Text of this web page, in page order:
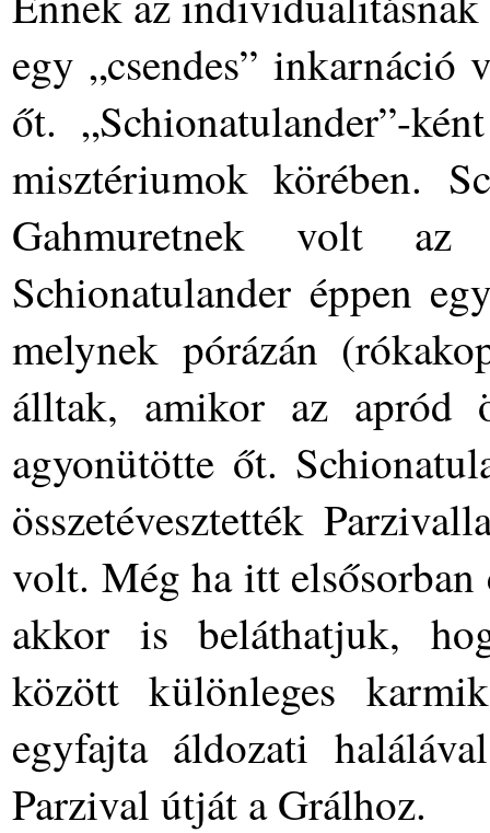
egy „csendes”
őt. „Schionatulander”-
misztériumok körében.
Gahmuretnek volt
Schionatulander éppen
melynek pórázán
álltak, amikor az apród
agyonütötte őt.
összetévesztették
volt. Még ha itt
akkor is beláthatjuk,
között különleges
egyfajta áldozati
Parzival útját a Grálhoz.